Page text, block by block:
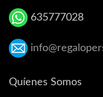
635777028
Quíenes Somos